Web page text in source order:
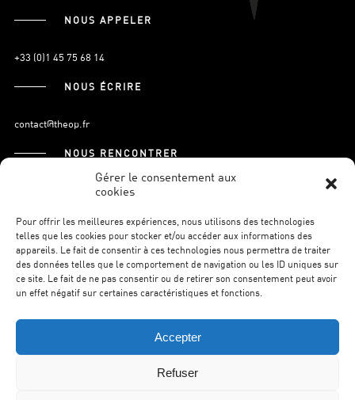
Gérer le consentement aux
cookies
Pour offrir les meilleures expériences, nous utilisons des technologies
telles que les cookies pour stocker et/ou accéder aux informations des
appareils. Le fait de consentir à ces technologies nous permettra de traiter
des données telles que le comportement de navigation ou les ID uniques sur
ce site. Le fait de ne pas consentir ou de retirer son consentement peut avoir
un effet négatif sur certaines caractéristiques et fonctions.
Accepter
Refuser
NOUS APPELER
+33 (0)1 45 75 68 14
NOUS ÉCRIRE
contact@theop.fr
NOUS RENCONTRER
21, Boulevard Pasteur
S’INSCRIRE À LA NEWSLETTER